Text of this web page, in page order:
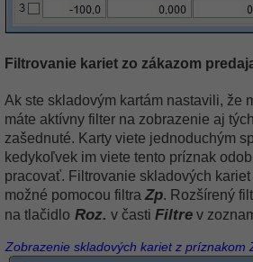
Filtrovanie kariet zo zákazom
Ak ste skladovým kartám nastavili, že
máte aktívny filter na zobrazenie aj
zašednuté. Karty viete jednoduchým
kedykoľvek im viete tento príznak
pracovať. Filtrovanie skladových
možné pomocou filtra Zp. Rozšírený
na tlačidlo Roz. v časti Filtre v
Zobrazenie skladových kariet z príznakom